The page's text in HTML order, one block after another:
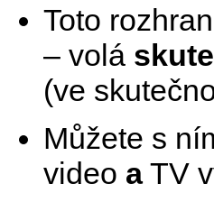
Toto
– volá
(ve
Můžete s
video aTV